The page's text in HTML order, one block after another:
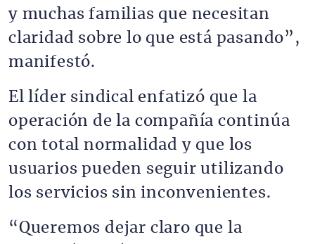
y muchas familias que necesitan
claridad sobre lo que está pasando”,
manifestó.
El líder sindical enfatizó que la
operación de la compañía continúa
con total normalidad y que los
usuarios pueden seguir utilizando
los servicios sin inconvenientes.
“Queremos dejar claro que la